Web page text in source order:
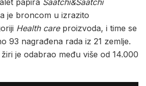
papira Saatchi&Saatchi
je broncom u izrazito
Health careproizvoda, i time se
93 nagrađena rada iz 21 zemlje.
je odabrao među više od 14.000